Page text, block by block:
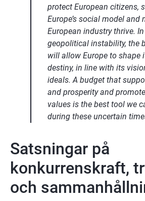
protect European citizens,
Europe’s social model and
European industry thrive.
geopolitical instability, the
will allow Europe to shape
destiny, in line with its
ideals. A budget that
and prosperity and
values is the best tool we
during these uncertain
Satsningar på
konkurrenskraft,
och